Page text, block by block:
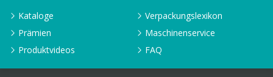
Kataloge
Verpackungslexikon
Prämien
Maschinenservice
Produktvideos
FAQ